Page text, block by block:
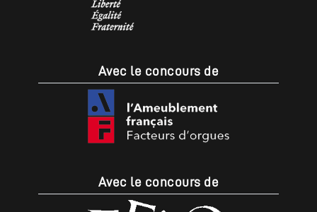
Avec le concours de
Avec le concours de